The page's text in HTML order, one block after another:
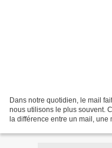
Dans notre quotidien, le mail
nous utilisons le plus souvent.
la différence entre un mail, une